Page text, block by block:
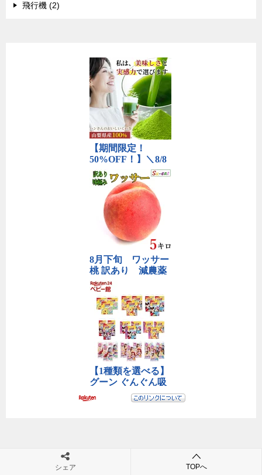
飛行機 (2)
WiFi
シェア TOPへ